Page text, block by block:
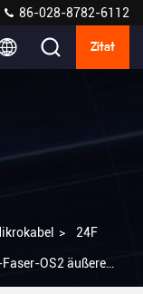
86-028-8782-6112
Zitat
> 24F
OS2 äußere